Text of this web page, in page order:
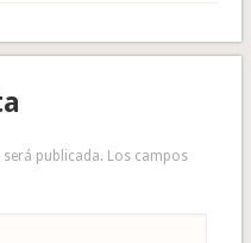
publicada. Los campos